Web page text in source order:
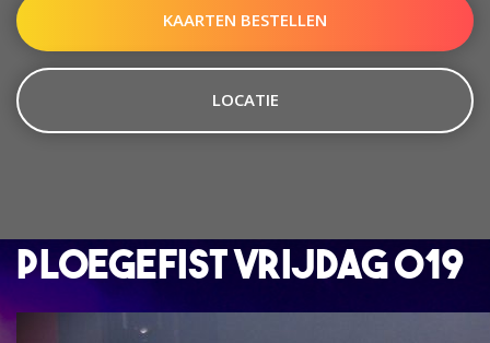
KAARTEN BESTELLEN
LOCATIE
Ploegefist Vrijdag 019